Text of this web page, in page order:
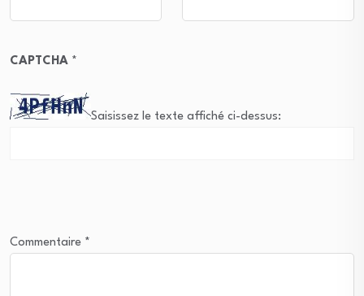
CAPTCHA *
Saisissez le texte affiché ci-dessus:
Commentaire *